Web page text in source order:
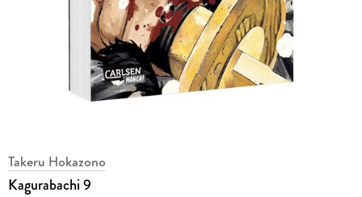
Takeru Hokazono
Kagurabachi 9